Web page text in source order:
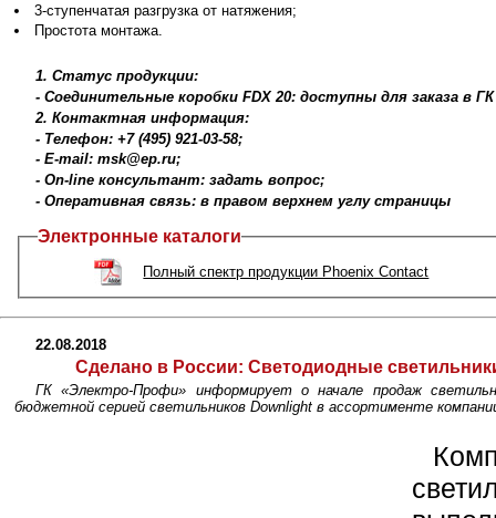
3-ступенчатая разгрузка от натяжения;
Простота монтажа.
1. Статус продукции:
- Соединительные коробки FDX 20: доступны для заказа в
2. Контактная информация:
- Телефон: +7 (495) 921-03-58;
- E-mail: msk@ep.ru;
- On-line консультант: задать вопрос;
- Оперативная связь: в правом верхнем углу страницы
Электронные каталоги
Полный спектр продукции Phoenix Contact
22.08.2018
Сделано в России: Светодиодные
ГК «Электро-Профи» информирует о начале продаж
бюджетной серией светильников Downlight в ассортименте